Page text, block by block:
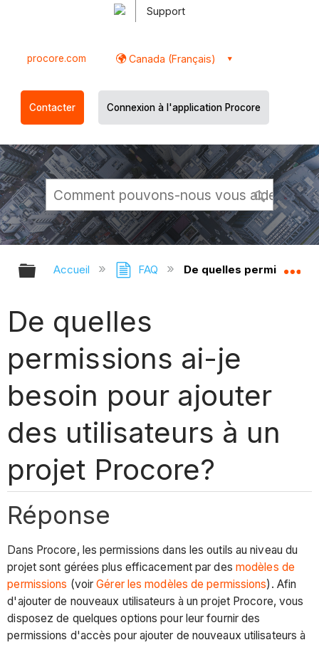
Support
procore.com Canada (Français)
Contacter Connexion à l'application Procore
Développer/réduire la hiérarchie
Accueil FAQ De quelles permissions
De quelles
permissions ai-je
besoin pour ajouter
des utilisateurs à un
projet Procore?
Réponse
Dans Procore, les permissions dans les outils au niveau du
projet sont gérées plus efficacement par des modèles de
permissions (voirGérer les modèles de permissions). Afin
d'ajouter de nouveaux utilisateurs à un projet Procore, vous
disposez de quelques options pour leur fournir des
permissions d'accès pour ajouter de nouveaux utilisateurs à